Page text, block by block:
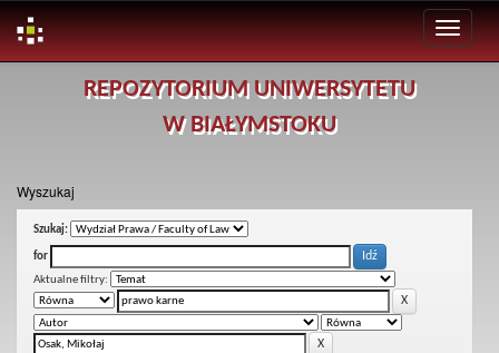
REPOZYTORIUM UNIWERSYTETU
W BIAŁYMSTOKU
Wyszukaj
Szukaj:
for
Aktualne filtry: